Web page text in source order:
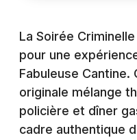
Sorties famille
Expos
Sorties & loisirs
Toutes les villes
La Soirée
pour une
Fabuleuse
originale mélange
policière et dîner
cadre authentique